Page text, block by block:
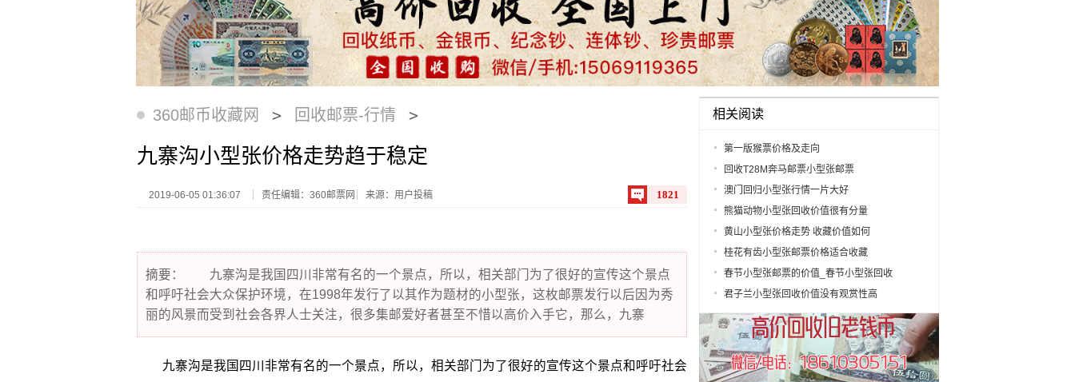
360邮币收藏网 > 回收邮票-行情 >
九寨沟小型张价格走势趋于稳定
2019-06-05 01:36:07 责任编辑：360邮票网 来源：用户投稿 1821
摘要： 九寨沟是我国四川非常有名的一个景点，所以，相关部门为了很好的宣传这个景点
和呼吁社会大众保护环境，在1998年发行了以其作为题材的小型张，这枚邮票发行以后因为秀
丽的风景而受到社会各界人士关注，很多集邮爱好者甚至不惜以高价入手它，那么，九寨
九寨沟是我国四川非常有名的一个景点，所以，相关部门为了很好的宣传这个景点和呼吁社会
相关阅读
第一版猴票价格及走向
回收T28M奔马邮票小型张邮票
澳门回归小型张行情一片大好
熊猫动物小型张回收价值很有分量
黄山小型张价格走势 收藏价值如何
桂花有齿小型张邮票价格适合收藏
春节小型张邮票的价值_春节小型张回收
君子兰小型张回收价值没有观赏性高